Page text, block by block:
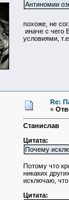
Антиномии
похоже, не
иначе с чего
условиями,
Re:
«
Станислав
Цитата:
Почему
Потому что
никаких других
исключаю,
Цитата: